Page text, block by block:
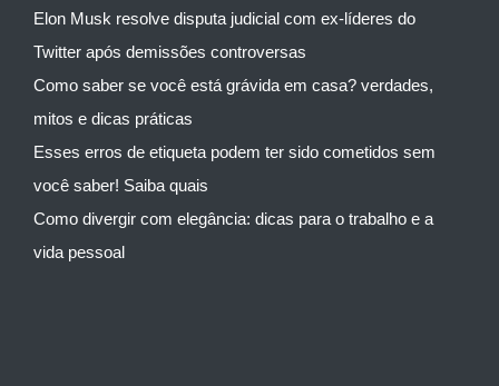
Elon Musk resolve disputa judicial com ex-líderes do
Twitter após demissões controversas
Como saber se você está grávida em casa? verdades,
mitos e dicas práticas
Esses erros de etiqueta podem ter sido cometidos sem
você saber! Saiba quais
Como divergir com elegância: dicas para o trabalho e a
vida pessoal